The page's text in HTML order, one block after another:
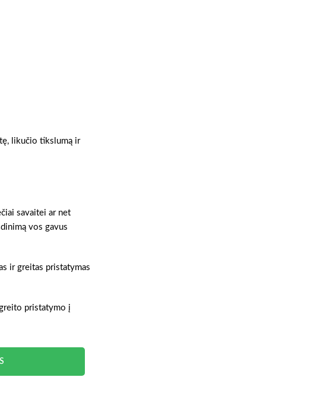
likučio tikslumą ir
savaitei ar net
vos gavus
ir greitas pristatymas
pristatymo į